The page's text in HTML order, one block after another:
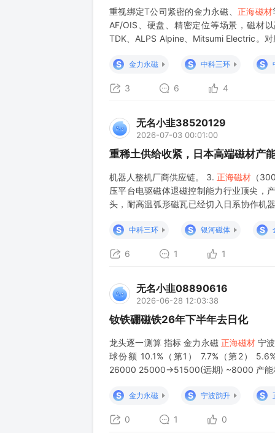
重视绑定T公司紧密的金力永磁、 正海磁材
AF/OIS、硬盘、精密定位等场景，磁材
TDK、ALPS Alpine、Mitsumi Electric。
S
金力永磁 S 中科三环 S
3 6 4
无名小韭38520129
2026-07-03 00:01:00
重稀土供给收紧，日本高端磁材产
机器人整机厂商供应链。 3. 正海磁材 （
压平台电驱磁体退磁控制能力行业顶尖，
头，耐高温弧形磁瓦已经切入日系协作机
S
中科三环 S 银河磁体 S
6 1 1
无名小韭08890616
2026-06-28 12:03:38
钕铁硼磁铁26年下半年去日化
龙头逐一测算 指标 金力永磁 正海磁材 宁
球份额 10.1%（第1） 7.7%（第2）
26000 25000→51500(远期) ~8000 产能
S 金力永磁 S 宁波韵升 S
0 1 0